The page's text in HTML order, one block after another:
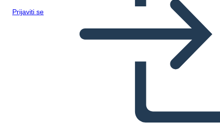
Prijaviti se